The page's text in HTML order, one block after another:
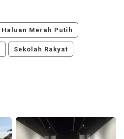
Haluan Merah Putih
Sekolah Rakyat